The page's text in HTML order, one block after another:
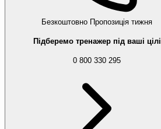
Безкоштовно Пропозиція тижня
Підберемо тренажер під ваші цілі
0 800 330 295